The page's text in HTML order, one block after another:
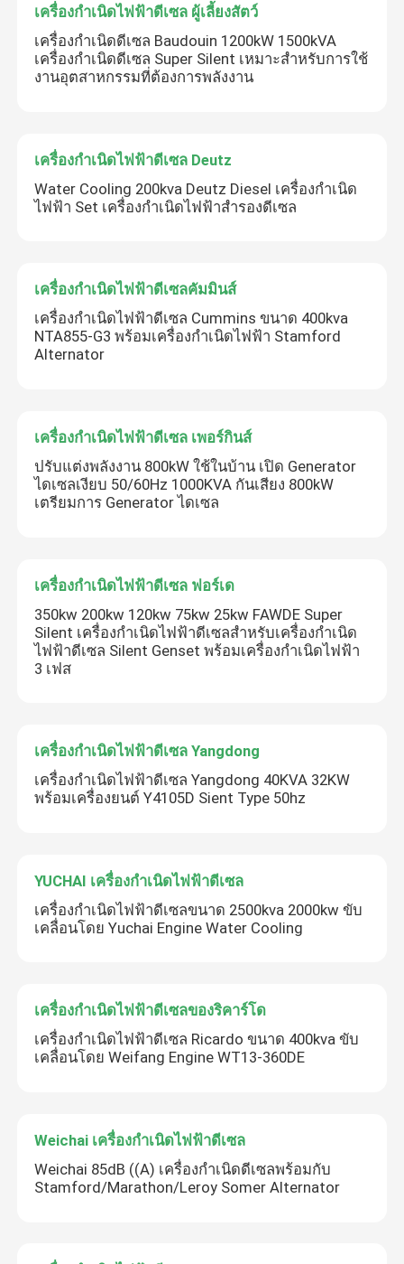
เครื่องกำเนิดไฟฟ้าดีเซล ผู้เลี้ยงสัตว์
เครื่องกําเนิดดีเซล Baudouin 1200kW 1500kVA
เครื่องกําเนิดดีเซล Super Silent เหมาะสําหรับการใช้
งานอุตสาหกรรมที่ต้องการพลังงาน
เครื่องกำเนิดไฟฟ้าดีเซล Deutz
Water Cooling 200kva Deutz Diesel เครื่องกำเนิด
ไฟฟ้า Set เครื่องกำเนิดไฟฟ้าสำรองดีเซล
เครื่องกำเนิดไฟฟ้าดีเซลคัมมินส์
เครื่องกำเนิดไฟฟ้าดีเซล Cummins ขนาด 400kva
NTA855-G3 พร้อมเครื่องกำเนิดไฟฟ้า Stamford
Alternator
เครื่องกำเนิดไฟฟ้าดีเซล เพอร์กินส์
ปรับแต่งพลังงาน 800kW ใช้ในบ้าน เปิด Generator
ไดเซลเงียบ 50/60Hz 1000KVA กันเสียง 800kW
เตรียมการ Generator ไดเซล
เครื่องกำเนิดไฟฟ้าดีเซล ฟอร์เด
350kw 200kw 120kw 75kw 25kw FAWDE Super
Silent เครื่องกำเนิดไฟฟ้าดีเซลสำหรับเครื่องกำเนิด
ไฟฟ้าดีเซล Silent Genset พร้อมเครื่องกำเนิดไฟฟ้า
3 เฟส
เครื่องกำเนิดไฟฟ้าดีเซล Yangdong
เครื่องกำเนิดไฟฟ้าดีเซล Yangdong 40KVA 32KW
พร้อมเครื่องยนต์ Y4105D Sient Type 50hz
YUCHAI เครื่องกำเนิดไฟฟ้าดีเซล
เครื่องกำเนิดไฟฟ้าดีเซลขนาด 2500kva 2000kw ขับ
เคลื่อนโดย Yuchai Engine Water Cooling
เครื่องกำเนิดไฟฟ้าดีเซลของริคาร์โด
เครื่องกำเนิดไฟฟ้าดีเซล Ricardo ขนาด 400kva ขับ
เคลื่อนโดย Weifang Engine WT13-360DE
Weichai เครื่องกำเนิดไฟฟ้าดีเซล
Weichai 85dB ((A) เครื่องกําเนิดดีเซลพร้อมกับ
Stamford/Marathon/Leroy Somer Alternator